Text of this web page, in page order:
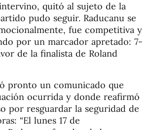
quitó al sujeto de la
pudo seguir. Raducanu se
fue competitiva y
por un marcador apretado: 7-
de la finalista de Roland
pronto un comunicado que
ocurrida y donde reafirmó
por resguardar la seguridad de
“El lunes 17 de